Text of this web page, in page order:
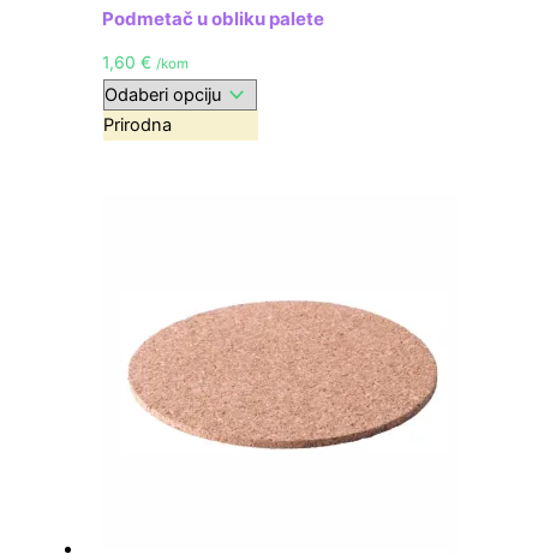
Podmetač u obliku palete
1,60€ /kom
Prirodna